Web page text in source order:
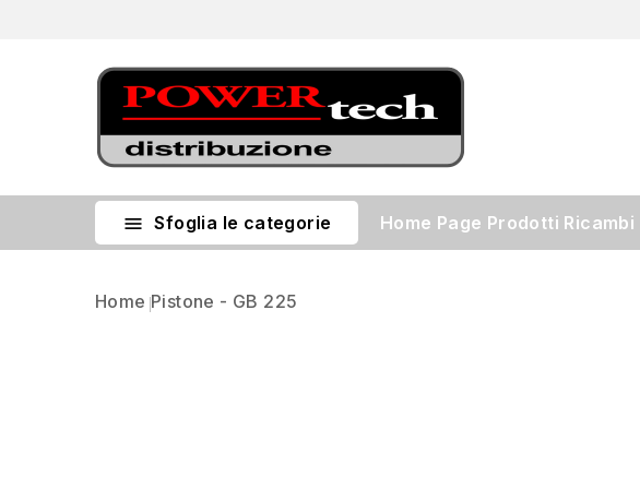
 Sfoglia le categorie Home Page Prodotti Ricambi
Home Pistone - GB 225